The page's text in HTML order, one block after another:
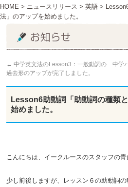
HOME > ニュースリリース > 英語 >
法」のアップを始めました。
← 中学英文法のLesson3：一般動詞の
過去形のアップが完了しました。
中学
Lesson6助動詞「助動詞の種類
始めました。
こんにちは、イークルースのスタッフの青
少し前後しますが、レッスン６の助動詞